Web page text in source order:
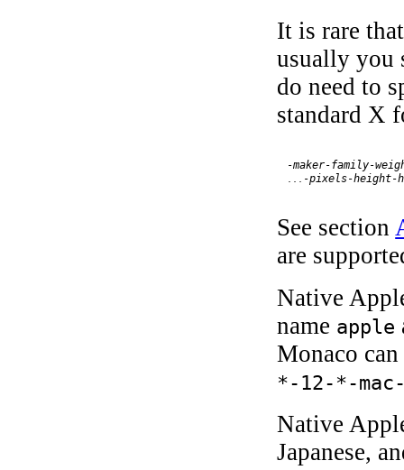
It is rare
usually you
do need to
standard X
-maker-family-
-pixels-height-
See section
are
Native
name apple
Monaco
*-12-*-
Native
Japanese,